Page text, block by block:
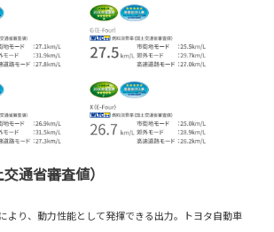
通省審査値）
より、動力性能として発揮できる出力。トヨタ自動車